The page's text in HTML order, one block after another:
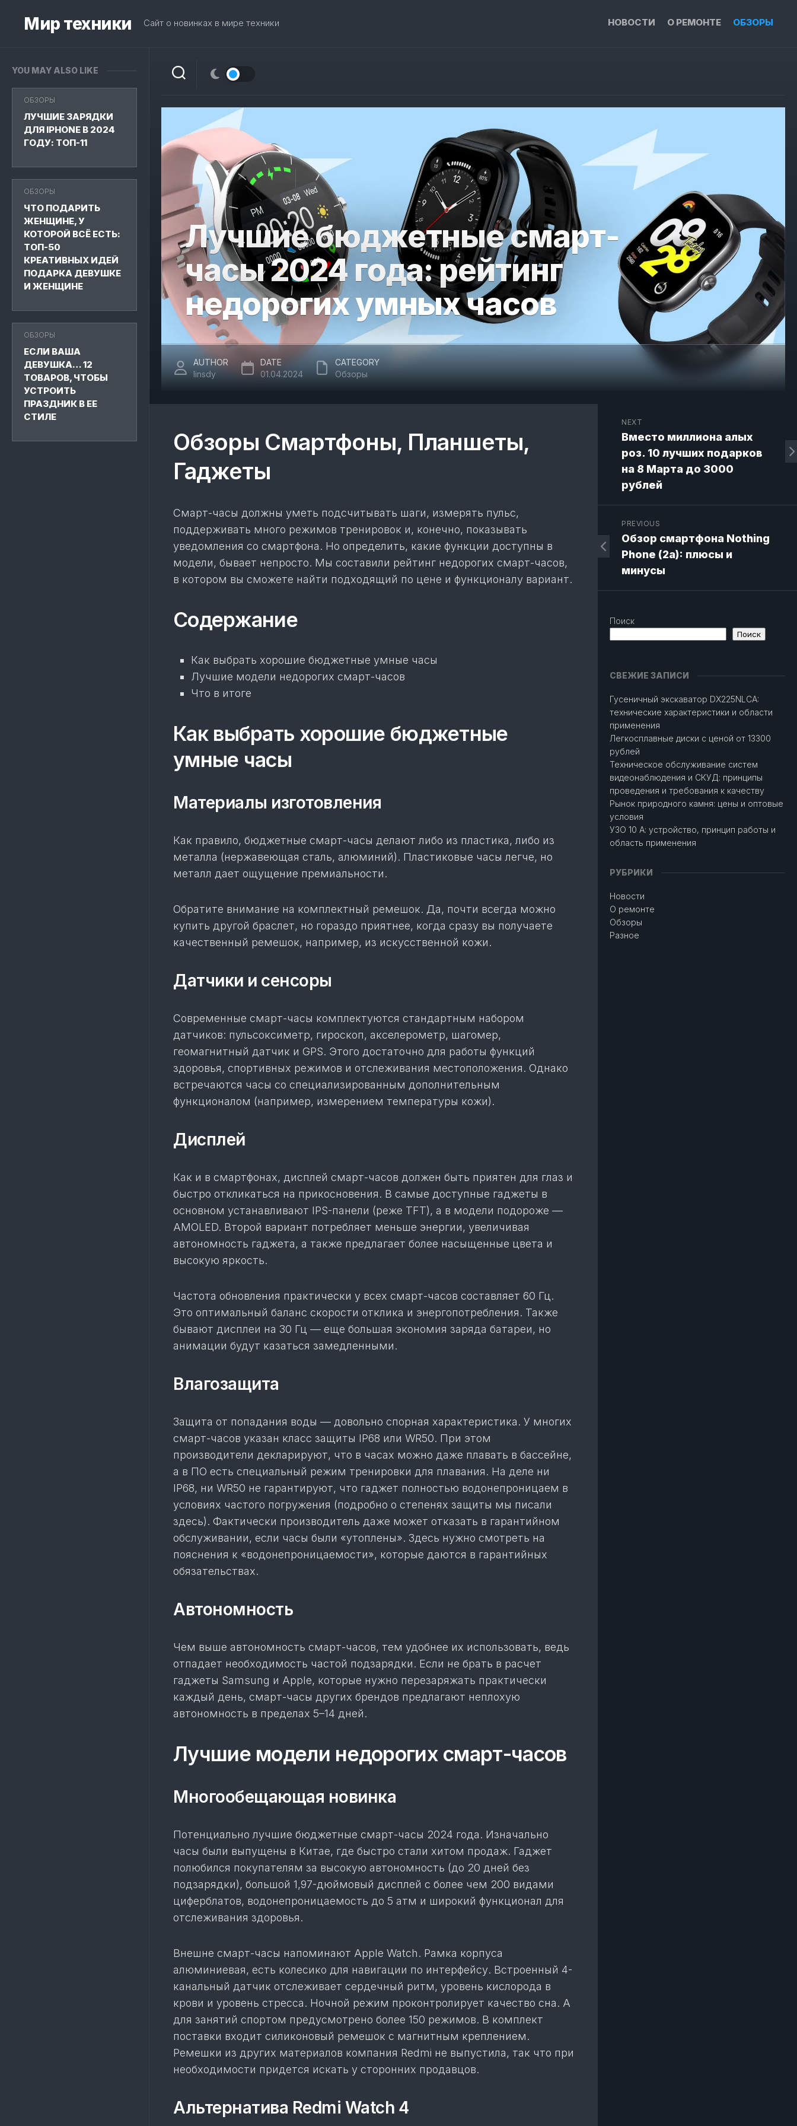
contentМир техники Сайт о новинках в мире техники НОВОСТИ О РЕМОНТЕ ОБЗОРЫ
YOU MAY ALSO LIKE
ОБЗОРЫ
ЛУЧШИЕ ЗАРЯДКИ
ДЛЯ IPHONE В 2024
ГОДУ: ТОП-11
ОБЗОРЫ
ЧТО ПОДАРИТЬ
ЖЕНЩИНЕ, У
КОТОРОЙ ВСЁ ЕСТЬ:
ТОП-50
КРЕАТИВНЫХ ИДЕЙ
ПОДАРКА ДЕВУШКЕ
И ЖЕНЩИНЕ
ОБЗОРЫ
ЕСЛИ ВАША
ДЕВУШКА… 12
ТОВАРОВ, ЧТОБЫ
УСТРОИТЬ
ПРАЗДНИК В ЕЕ
СТИЛЕ
Лучшие бюджетные смарт-
часы 2024 года: рейтинг
недорогих умных часов
AUTHOR
linsdy
DATE
01.04.2024
CATEGORY
Обзоры
Обзоры Смартфоны, Планшеты,
Гаджеты
Смарт-часы должны уметь подсчитывать шаги, измерять пульс,
поддерживать много режимов тренировок и, конечно, показывать
уведомления со смартфона. Но определить, какие функции доступны в
модели, бывает непросто. Мы составили рейтинг недорогих смарт-часов,
в котором вы сможете найти подходящий по цене и функционалу вариант.
Содержание
Как выбрать хорошие бюджетные умные часы
Лучшие модели недорогих смарт-часов
Что в итоге
Как выбрать хорошие бюджетные
умные часы
Материалы изготовления
Как правило, бюджетные смарт-часы делают либо из пластика, либо из
металла (нержавеющая сталь, алюминий). Пластиковые часы легче, но
металл дает ощущение премиальности.
Обратите внимание на комплектный ремешок. Да, почти всегда можно
купить другой браслет, но гораздо приятнее, когда сразу вы получаете
качественный ремешок, например, из искусственной кожи.
Датчики и сенсоры
Современные смарт-часы комплектуются стандартным набором
датчиков: пульсоксиметр, гироскоп, акселерометр, шагомер,
геомагнитный датчик и GPS. Этого достаточно для работы функций
здоровья, спортивных режимов и отслеживания местоположения. Однако
встречаются часы со специализированным дополнительным
функционалом (например, измерением температуры кожи).
Дисплей
Как и в смартфонах, дисплей смарт-часов должен быть приятен для глаз и
быстро откликаться на прикосновения. В самые доступные гаджеты в
основном устанавливают IPS-панели (реже TFT), а в модели подороже —
AMOLED. Второй вариант потребляет меньше энергии, увеличивая
автономность гаджета, а также предлагает более насыщенные цвета и
высокую яркость.
Частота обновления практически у всех смарт-часов составляет 60 Гц.
Это оптимальный баланс скорости отклика и энергопотребления. Также
бывают дисплеи на 30 Гц — еще большая экономия заряда батареи, но
анимации будут казаться замедленными.
Влагозащита
Защита от попадания воды — довольно спорная характеристика. У многих
смарт-часов указан класс защиты IP68 или WR50. При этом
производители декларируют, что в часах можно даже плавать в бассейне,
а в ПО есть специальный режим тренировки для плавания. На деле ни
IP68, ни WR50 не гарантируют, что гаджет полностью водонепроницаем в
условиях частого погружения (подробно о степенях защиты мы писали
здесь). Фактически производитель даже может отказать в гарантийном
обслуживании, если часы были «утоплены». Здесь нужно смотреть на
пояснения к «водонепроницаемости», которые даются в гарантийных
обязательствах.
Автономность
Чем выше автономность смарт-часов, тем удобнее их использовать, ведь
отпадает необходимость частой подзарядки. Если не брать в расчет
гаджеты Samsung и Apple, которые нужно перезаряжать практически
каждый день, смарт-часы других брендов предлагают неплохую
автономность в пределах 5–14 дней.
Лучшие модели недорогих смарт-часов
Многообещающая новинка
Потенциально лучшие бюджетные смарт-часы 2024 года. Изначально
часы были выпущены в Китае, где быстро стали хитом продаж. Гаджет
полюбился покупателям за высокую автономность (до 20 дней без
подзарядки), большой 1,97-дюймовый дисплей с более чем 200 видами
циферблатов, водонепроницаемость до 5 атм и широкий функционал для
отслеживания здоровья.
Внешне смарт-часы напоминают Apple Watch. Рамка корпуса
алюминиевая, есть колесико для навигации по интерфейсу. Встроенный 4-
канальный датчик отслеживает сердечный ритм, уровень кислорода в
крови и уровень стресса. Ночной режим проконтролирует качество сна. А
для занятий спортом предусмотрено более 150 режимов. В комплект
поставки входит силиконовый ремешок с магнитным креплением.
Ремешки из других материалов компания Redmi не выпустила, так что при
необходимости придется искать у сторонних продавцов.
Альтернатива Redmi Watch 4
NEXT
Вместо миллиона алых
роз. 10 лучших подарков
на 8 Марта до 3000
рублей
PREVIOUS
Обзор смартфона Nothing
Phone (2a): плюсы и
минусы
Поиск
Поиск
СВЕЖИЕ ЗАПИСИ
Гусеничный экскаватор DX225NLCA:
технические характеристики и области
применения
Легкосплавные диски с ценой от 13300
рублей
Техническое обслуживание систем
видеонаблюдения и СКУД: принципы
проведения и требования к качеству
Рынок природного камня: цены и оптовые
условия
УЗО 10 А: устройство, принцип работы и
область применения
РУБРИКИ
Новости
О ремонте
Обзоры
Разное